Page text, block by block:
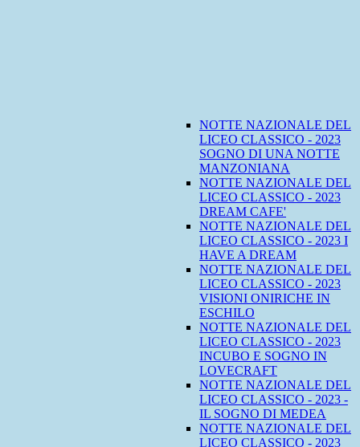
NOTTE NAZIONALE DEL
LICEO CLASSICO - 2023
SOGNO DI UNA NOTTE
MANZONIANA
NOTTE NAZIONALE DEL
LICEO CLASSICO - 2023
DREAM CAFE'
NOTTE NAZIONALE DEL
LICEO CLASSICO - 2023 I
HAVE A DREAM
NOTTE NAZIONALE DEL
LICEO CLASSICO - 2023
VISIONI ONIRICHE IN
ESCHILO
NOTTE NAZIONALE DEL
LICEO CLASSICO - 2023
INCUBO E SOGNO IN
LOVECRAFT
NOTTE NAZIONALE DEL
LICEO CLASSICO - 2023 -
IL SOGNO DI MEDEA
NOTTE NAZIONALE DEL
LICEO CLASSICO - 2023